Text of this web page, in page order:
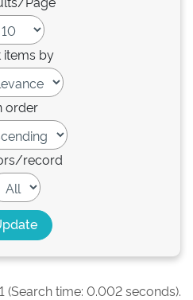
items by
order
record
(Search time: 0.002 seconds).